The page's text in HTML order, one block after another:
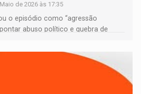
de 2026 às 17:35
o episódio como “agressão
abuso político e quebra de